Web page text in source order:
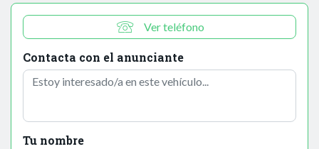
Ver teléfono
Contacta con el anunciante
Tu nombre